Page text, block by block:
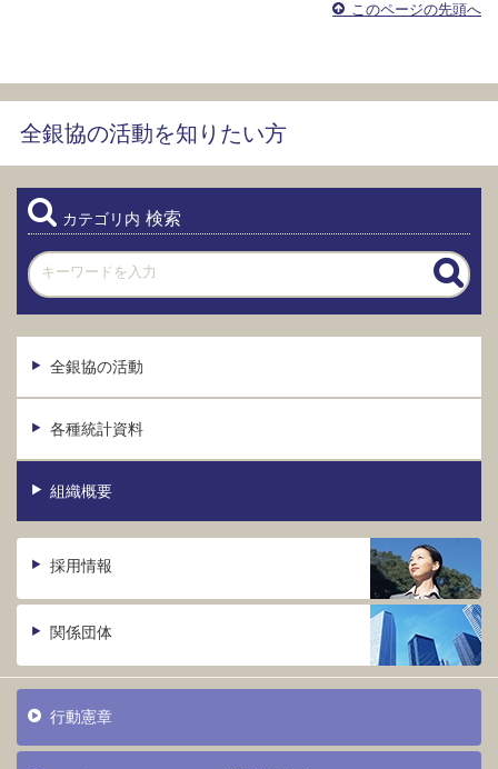
このページの先頭へ
全銀協の活動を知りたい方
カテゴリ内 検索
全銀協の活動
各種統計資料
組織概要
採用情報
関係団体
行動憲章